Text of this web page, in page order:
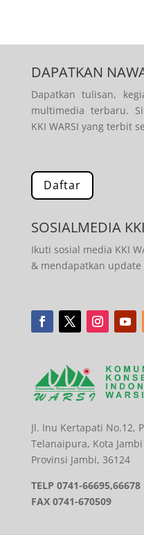
DAPATKAN
Dapatkan tulisan,
multimedia terbaru.
KKI WARSI yang terbit
Daftar
SOSIALMEDIA
Ikuti sosial media KKI
& mendapatkan
Jl. Inu Kertapati No.12,
Telanaipura, Kota Jambi
Provinsi Jambi, 36124
TELP 0741-66695,66678
FAX0741-670509